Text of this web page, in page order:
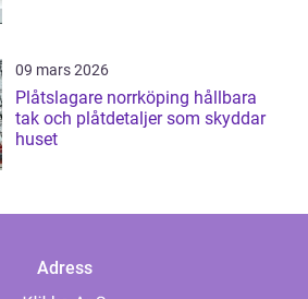
09 mars 2026
Plåtslagare norrköping hållbara
tak och plåtdetaljer som skyddar
huset
Adress